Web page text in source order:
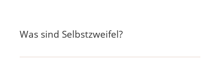
Was sind Selbstzweifel?